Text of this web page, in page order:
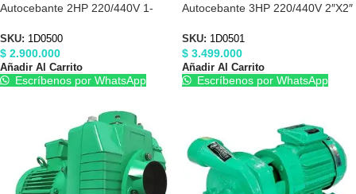
Autocebante 2HP 220/440V 1-
SKU: 1D0500
$ 2.900.000
Añadir Al Carrito
Escríbenos por WhatsApp
Autocebante 3HP 220/440V 2″X2″
SKU: 1D0501
$ 3.499.000
Añadir Al Carrito
Escríbenos por WhatsApp